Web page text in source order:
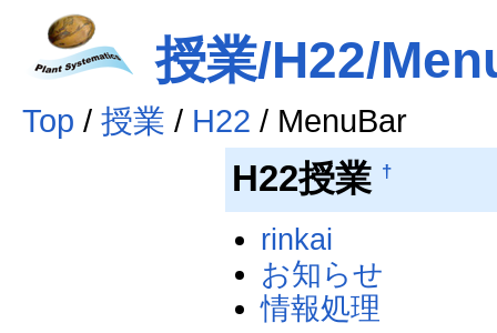
授業/H22/
Top / 授業 / H22 / MenuBar
H22授業 †
rinkai
お知らせ
情報処理